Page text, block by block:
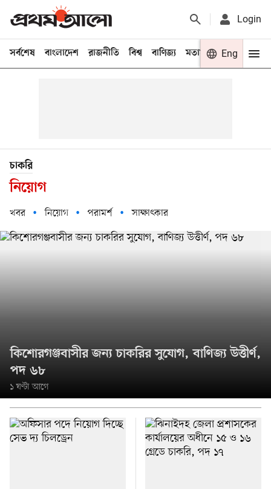
Login
সর্বশেষ বাংলাদেশ রাজনীতি বিশ্ব বাণিজ্য মতামত খেলা
Eng
চাকরি
নিয়োগ
খবর নিয়োগ পরামর্শ সাক্ষাৎকার
কিশোরগঞ্জবাসীর জন্য চাকরির সুযোগ, বাণিজ্য উত্তীর্ণ,
পদ ৬৮
১ ঘণ্টা আগে